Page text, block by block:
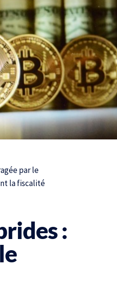
par le
la fiscalité
: